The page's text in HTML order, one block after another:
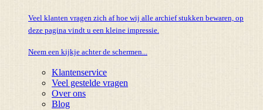
Veel klanten vragen zich af hoe wij alle archief stukken bewaren, op
deze pagina vindt u een kleine impressie.
Neem een kijkje achter de schermen...
Klantenservice
Veel gestelde vragen
Over ons
Blog